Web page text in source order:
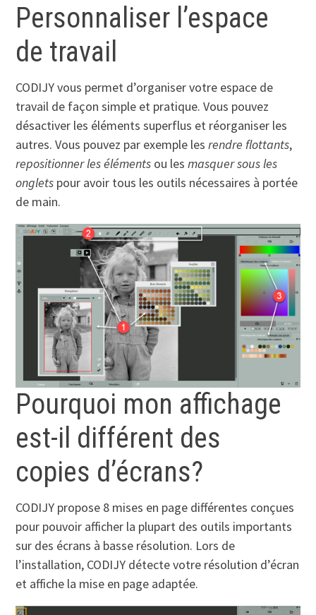
Personnaliser l’espace
de travail
CODIJY vous permet d’organiser votre espace de
travail de façon simple et pratique. Vous pouvez
désactiver les éléments superflus et réorganiser les
autres. Vous pouvez par exemple lesrendre flottants,
repositionner les éléments ou lesmasquer sous les
onglets pour avoir tous les outils nécessaires à portée
de main.
Pourquoi mon affichage
est-il différent des
copies d’écrans?
CODIJY propose 8 mises en page différentes conçues
pour pouvoir afficher la plupart des outils importants
sur des écrans à basse résolution. Lors de
l’installation, CODIJY détecte votre résolution d’écran
et affiche la mise en page adaptée.